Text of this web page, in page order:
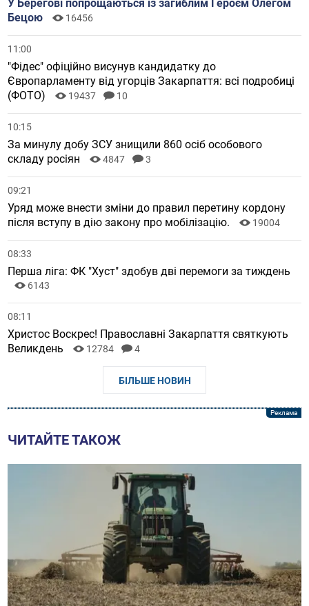
У Берегові попрощаються із загиблим Героєм Олегом
Бецою
16456
11:00
"Фідес" офіційно висунув кандидатку до
Європарламенту від угорців Закарпаття: всі подробиці
(ФОТО)
19437 10
10:15
За минулу добу ЗСУ знищили 860 осіб особового
складу росіян
4847 3
09:21
Уряд може внести зміни до правил перетину кордону
після вступу в дію закону про мобілізацію.
19004
08:33
Перша ліга: ФК "Хуст" здобув дві перемоги за тиждень
6143
08:11
Христос Воскрес! Православні Закарпаття святкують
Великдень
12784 4
БІЛЬШЕ НОВИН
ЧИТАЙТЕ ТАКОЖ